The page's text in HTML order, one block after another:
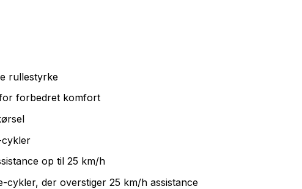
rullestyrke
forbedret komfort
cykler
op til 25 km/h
der overstiger 25 km/h assistance